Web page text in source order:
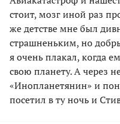
стоит, мозг иной раз
же детстве мне был
страшненьким, но
я очень плакал, когда
свою планету. А через
«Инопланетянин» и
посетил в ту ночь и